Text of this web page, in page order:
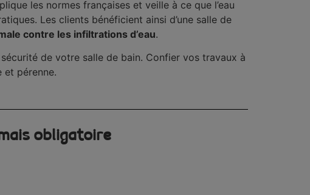
les normes françaises et veille à ce que l’eau
Les clients bénéficient ainsi d’une salle de
contre les infiltrations d’eau.
de votre salle de bain. Confier vos travaux à
et pérenne.
obligatoire